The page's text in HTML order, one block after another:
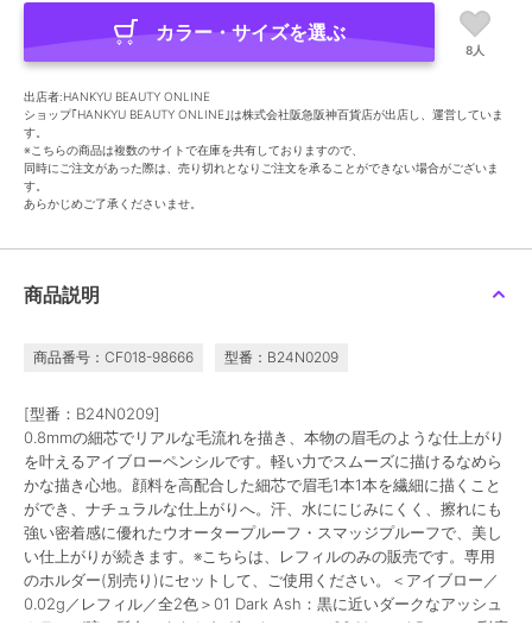
カラー・サイズを選ぶ
8人
出店者:HANKYU BEAUTY ONLINE
ショップ｢HANKYU BEAUTY ONLINE｣は株式会社阪急阪神百貨店が出店し、運営していま
す。
※こちらの商品は複数のサイトで在庫を共有しておりますので、
同時にご注文があった際は、売り切れとなりご注文を承ることができない場合がございま
す。
あらかじめご了承くださいませ。
商品説明
商品番号：CF018-98666 型番：B24N0209
[型番：B24N0209]
0.8mmの細芯でリアルな毛流れを描き、本物の眉毛のような仕上がり
を叶えるアイブローペンシルです。軽い力でスムーズに描けるなめら
かな描き心地。顔料を高配合した細芯で眉毛1本1本を繊細に描くこと
ができ、ナチュラルな仕上がりへ。汗、水ににじみにくく、擦れにも
強い密着感に優れたウオータープルーフ・スマッジプルーフで、美し
い仕上がりが続きます。※こちらは、レフィルのみの販売です。専用
のホルダー(別売り)にセットして、ご使用ください。＜アイブロー／
0.02g／レフィル／全2色＞01 Dark Ash：黒に近いダークなアッシュ
カラーが暗い髪色にもなじむダークアッシュ02 Neutral Brown：彩度